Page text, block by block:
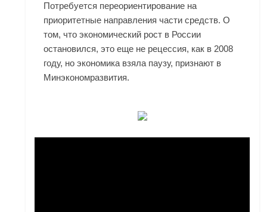
Потребуется переориентирование на
приоритетные направления части средств. О
том, что экономический рост в России
остановился, это еще не рецессия, как в 2008
году, но экономика взяла паузу, признают в
Минэкономразвития.